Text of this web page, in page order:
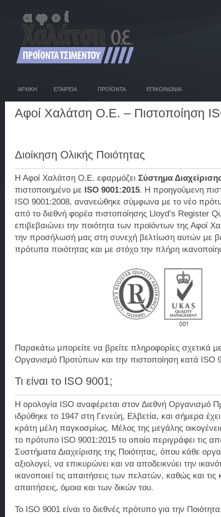
ΑΡΧΙΚΗ ΕΤΑΙΡΕΙΑ ΠΡΟΪΟΝΤΑ ΕΠΙΚΟΙΝΩΝΙΑ
Αφοί Χαλάτση Ο.Ε. – Πιστοποίηση
Διοίκηση Ολικής Ποιότητας
Η Αφοί Χαλάτση Ο.Ε. εφαρμόζει Σύστημα
πιστοποιημένο με ISO 9001:2015. Η προηγούμενη
ISO 9001:2008, ανανεώθηκε σύμφωνα με το νέο
από το διεθνή φορέα πιστοποίησης Lloyd’s Register
επιβεβαιώνει την ποιότητα των προϊόντων της Αφοί
την προσήλωσή μας στη συνεχή βελτίωση αυτών με
πρότυπα ποιότητας και με στόχο την πλήρη
Παρακάτω μπορείτε να βρείτε πληροφορίες σχετικά
Οργανισμό Προτύπων και την πιστοποίηση κατά ISO
Τι είναι το ΙSO 9001;
Η ορολογία ISO αναφέρεται στον Διεθνή Οργανισμό
ιδρύθηκε το 1947 στη Γενεύη, Ελβετία, και σήμερα
κράτη μέλη παγκοσμίως. Μέλος της μεγάλης
το πρότυπο ISO 9001:2015 το οποίο περιγράφει τις
Συστήματα Διαχείρισης της Ποιότητας, όπου κάθε
αξιολογεί, να επικυρώνει και να αποδεικνύει την
ικανοποιεί τις απαιτήσεις των πελατών, καθώς και τις
απαιτήσεις, όμοια και των δικών του.
To ISO 9001 είναι το διεθνές πρότυπο για την